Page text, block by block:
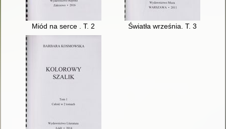
Miód na serce . T. 2 Światła września. T. 3